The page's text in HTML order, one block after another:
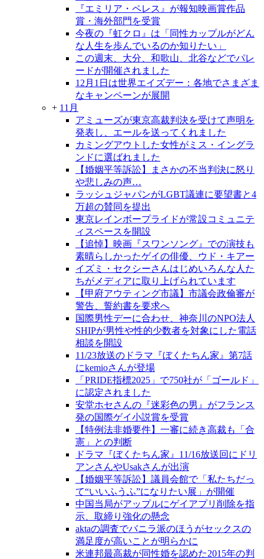
『エミリア・ペレス』が報知映画賞作品
賞・海外部門を受賞
今夜の『虹クロ』は「同性カップルがどん
な人生を歩んでいるのか知りたい」
この週末、大分、和歌山、北谷などでパレ
ードが開催されました
12月1日は世界エイズデー：各地でさまざま
なキャンペーンが展開
+ 11月
アミューズが東京高裁判決を受けて声明を
発表し、エールを送ってくれました
カミングアウトした女性がミス・イングラ
ンドに選ばれました
【婚姻平等訴訟】まさかの不当判決に怒り
や悲しみの声…
ラッシュジャパンがLGBT議連に要望書と4
万超の賛同を提出
東京レインボープライドが常設コミュニテ
ィスペースを開設
【追悼】映画『スワンソング』での演技も
素晴らしかったゲイの俳優、ウド・キアー
イズミ・セクシーさんはじめいろんな人た
ちがメディアに取り上げられています
【甲府アウティング市議】市議会政倫審が
警告、誓約書を要求へ
国際男性デーに合わせ、神奈川のNPO法人
SHIPが男性や性的少数者を対象にした電話
相談を開設
11/23放送のドラマ『ぼくたちん家』第7話
にkemioさんが登場
「PRIDE指標2025」で750社が「ゴールド」
に認定されました
安堂ホセさんの『迷彩色の男』がフランス
発の国際ゲイ小説賞を受賞
【特例法非婚要件】一審に続き高裁も「合
憲」との判断
ドラマ『ぼくたちん家』11/16放送回にドリ
アンさんやUsakさんが出演
【婚姻平等訴訟】議員会館で「私たちだっ
て“いいふうふ”になりたい展」が開催
中国当局がアップルにゲイアプリ削除を指
示、取締り強化の懸念
aktaの調査でバニラ派のほうがセックスの
満足度が高いことが明らかに
米連邦最高裁が同性婚を認めた2015年の判